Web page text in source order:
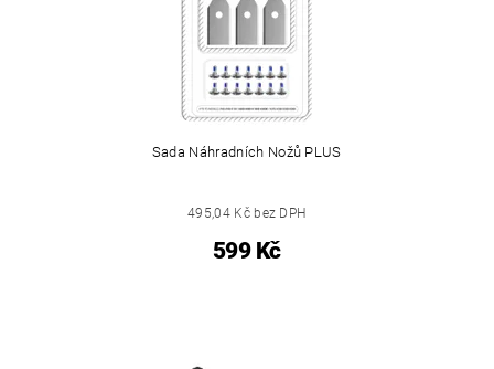
Sada Náhradních Nožů PLUS
495,04 Kč bez DPH
599 Kč